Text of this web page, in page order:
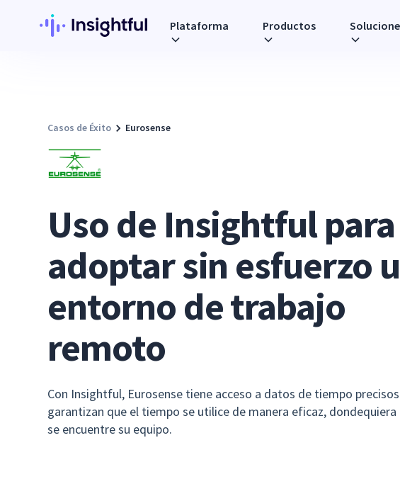
Plataforma Productos
Casos de Éxito Eurosense
Uso de Insightful para
adoptar sin esfuerzo
entorno de trabajo
remoto
Con Insightful, Eurosense tiene acceso a datos de tiempo
garantizan que el tiempo se utilice de manera eficaz, dondequiera
se encuentre su equipo.